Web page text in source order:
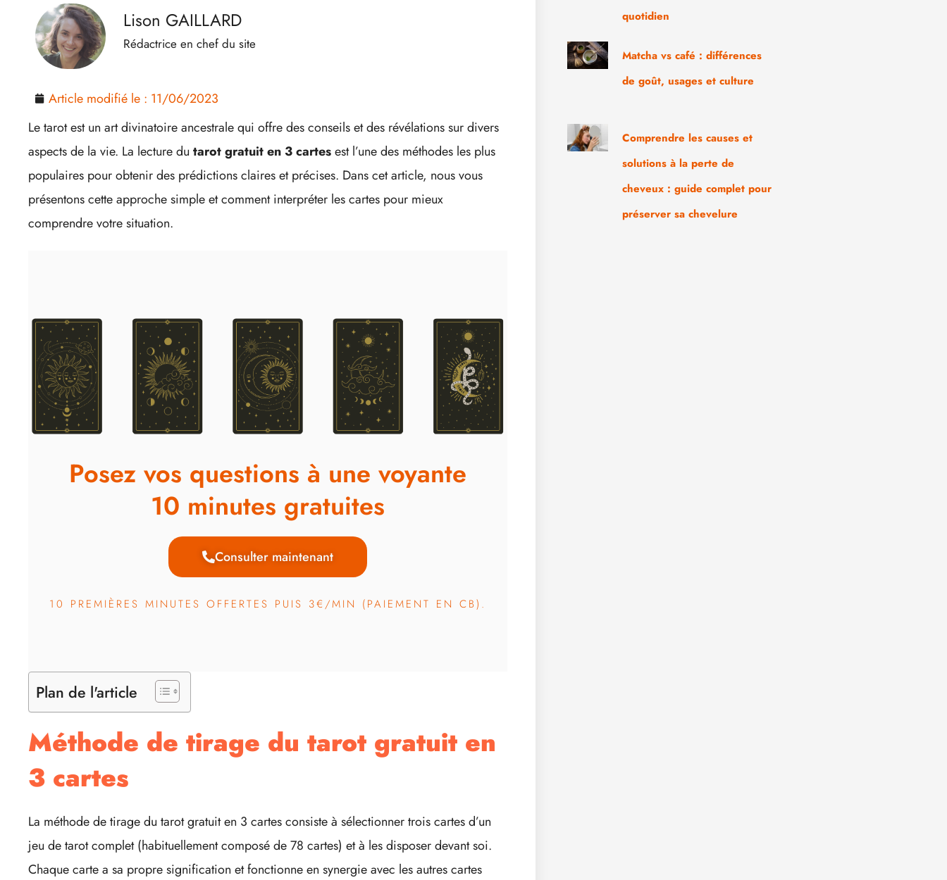
Lison GAILLARD
Rédactrice en chef du site
Article modifié le : 11/06/2023
Le tarot est un art divinatoire ancestrale qui offre des conseils et des révélations sur divers
aspects de la vie. La lecture du tarot gratuit en 3 cartesest l’une des méthodes les plus
populaires pour obtenir des prédictions claires et précises. Dans cet article, nous vous
présentons cette approche simple et comment interpréter les cartes pour mieux
comprendre votre situation.
Posez vos questions à une voyante
10 minutes gratuites
Consulter maintenant
10 PREMIÈRES MINUTES OFFERTES PUIS 3€/MIN (PAIEMENT EN CB).
Plan de l'article
Méthode de tirage du tarot gratuit en
3 cartes
La méthode de tirage du tarot gratuit en 3 cartes consiste à sélectionner trois cartes d’un
jeu de tarot complet (habituellement composé de 78 cartes) et à les disposer devant soi.
Chaque carte a sa propre signification et fonctionne en synergie avec les autres cartes
quotidien
Matcha vs café : différences
de goût, usages et culture
Comprendre les causes et
solutions à la perte de
cheveux : guide complet pour
préserver sa chevelure